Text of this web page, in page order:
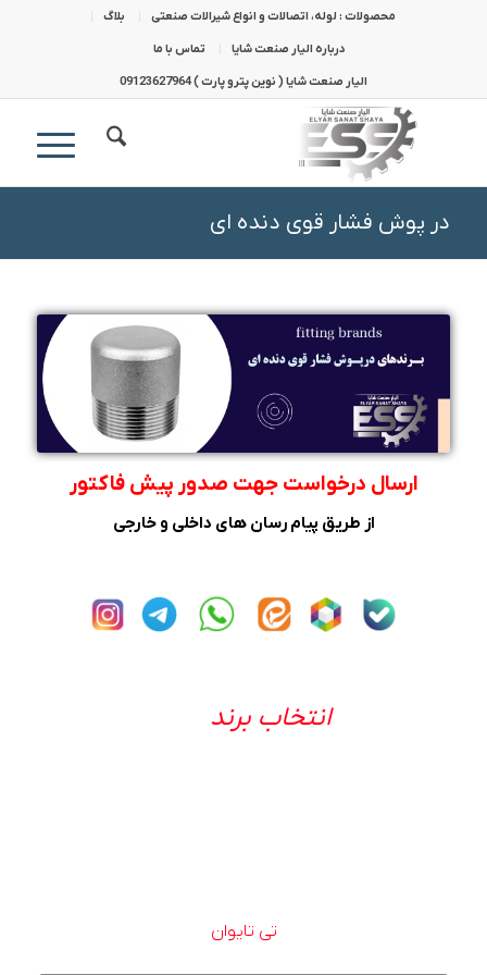
محصولات : لوله، اتصالات و انواع شیرالات صنعتی بلاگ
درباره الیار صنعت شایا تماس با ما
الیار صنعت شایا ( نوین پترو پارت ) 09123627964
در پوش فشار قوی دنده ای
ارسال درخواست جهت صدور پیش فاکتور
از طریق پیام رسان های داخلی و خارجی
انتخاب برند
تی تایوان